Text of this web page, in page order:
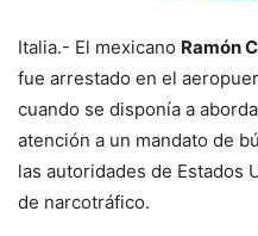
Italia.- El mexicano Ramón
fue arrestado en el
cuando se disponía a
atención a un mandato de
las autoridades de Estados
de narcotráfico.